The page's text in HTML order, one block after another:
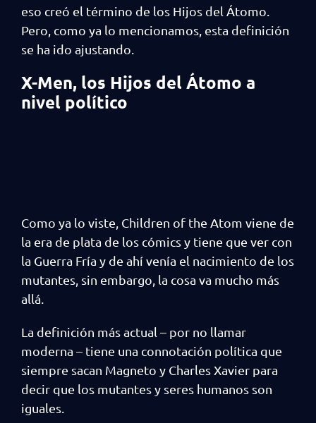
eso creó el término de los Hijos del Átomo.
Pero, como ya lo mencionamos, esta definición
se ha ido ajustando.
X-Men, los Hijos del Átomo a
nivel político
Como ya lo viste, Children of the Atom viene de
la era de plata de los cómics y tiene que ver con
la Guerra Fría y de ahí venía el nacimiento de los
mutantes, sin embargo, la cosa va mucho más
allá.
La definición más actual – por no llamar
moderna – tiene una connotación política que
siempre sacan Magneto y Charles Xavier para
decir que los mutantes y seres humanos son
iguales.